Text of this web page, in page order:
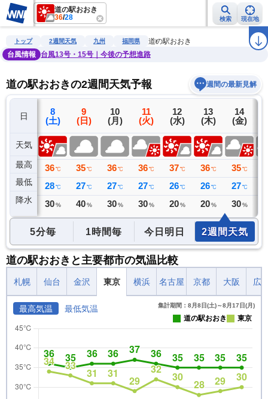
道の駅おおき
36/28 検索 現在地
雨雲レーダー 台風情報 地震情報 警報・注意報 ラ
トップ 2週間天気 九州 福岡県
道の駅おおき
台風情報
台風13号・15号｜今後の予想進路
道の駅おおきの2週間天気予報 週間の最新見解
日
天気
最高
最低
降水
7
(金)
37 ℃
29 ℃
0 ミリ
8
(土)
36 ℃
28 ℃
30 %
9
(日)
35 ℃
27 ℃
40 %
10
(月)
36 ℃
27 ℃
30 %
11
(火)
36 ℃
27 ℃
30 %
12
(水)
37 ℃
26 ℃
20 %
13
(木)
36 ℃
26 ℃
20 %
14
(金)
35 ℃
27 ℃
30 %
5分毎 1時間毎 今日明日 2週間天気
道の駅おおきと主要都市の気温比較
札幌 仙台 金沢 東京 横浜 名古屋 京都 大阪 広
最高気温 最低気温 集計期間：8月8日(土)～8月17日(月)
道の駅おおき 東京